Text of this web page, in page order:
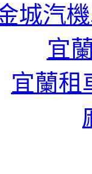
城汽
宜
宜蘭租